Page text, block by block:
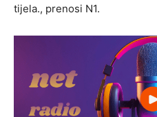
tijela., prenosi N1.